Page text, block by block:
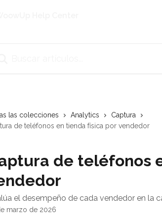
las colecciones Analytics
Captura
de teléfonos en tienda física por vendedor
de teléfonos
el desempeño de cada vendedor en la
marzo de 2026